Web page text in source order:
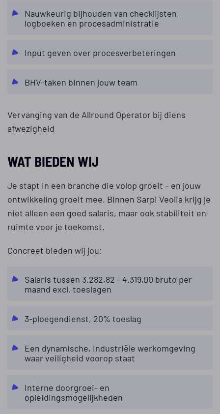
Nauwkeurig bijhouden van checklijsten,
logboeken en procesadministratie
Input geven over procesverbeteringen
BHV-taken binnen jouw team
Vervanging van de Allround Operator bij diens
afwezigheid
WAT BIEDEN WIJ
Je stapt in een branche die volop groeit – en jouw
ontwikkeling groeit mee. Binnen Sarpi Veolia krijg je
niet alleen een goed salaris, maar ook stabiliteit en
ruimte voor je toekomst.
Concreet bieden wij jou:
Salaris tussen 3.282,82 - 4.319,00 bruto per
maand excl. toeslagen
3-ploegendienst, 20% toeslag
Een dynamische, industriële werkomgeving
waar veiligheid voorop staat
Interne doorgroei- en
opleidingsmogelijkheden